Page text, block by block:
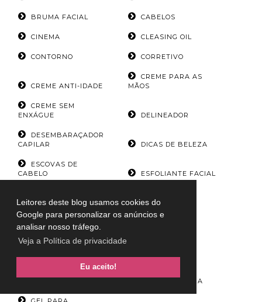
Leitores deste blog usamos cookies do
Google para personalizar os anúncios e
analisar nosso tráfego.
Veja a Política de privacidade
Eu aceito!
BRUMA FACIAL CABELOS
CINEMA CLEASING OIL
CONTORNO CORRETIVO
CREME ANTI-IDADE
CREME PARA AS
MÃOS
CREME SEM
ENXÁGUE
DELINEADOR
DESEMBARAÇADOR
CAPILAR
DICAS DE BELEZA
ESCOVAS DE
CABELO
ESFOLIANTE FACIAL
ESPONJA DE
LIMPEZA
ESPONJA DE
ESPONJA DE
FINALIZADOR
GEL DE LIMPEZA